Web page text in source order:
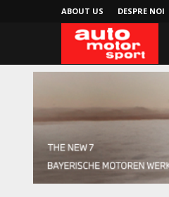
ABOUT US DESPRE NOI